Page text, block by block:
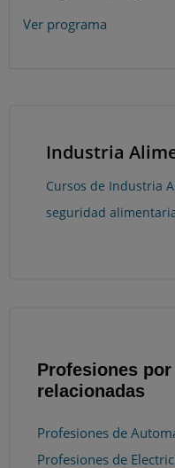
Ver programa
Industria
Cursos de Industria
seguridad
Profesiones
relacionadas
Profesiones de
Profesiones de